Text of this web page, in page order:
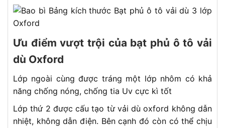
Ưu điểm vượt trội của bạt phủ ô tô vải
dù Oxford
Lớp ngoài cùng được tráng một lớp nhôm có khả
năng chống nóng, chống tia Uv cực kì tốt
Lớp thứ 2 được cấu tạo từ vải dù oxford không dẫn
nhiệt, không dẫn điện. Bên cạnh đó còn có thể chịu